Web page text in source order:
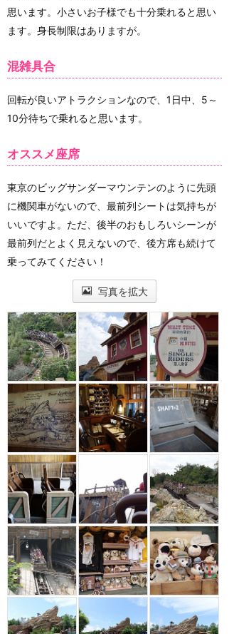
思います。小さいお子様でも十分乗れると思い
ます。身長制限はありますが。
混雑具合
回転が良いアトラクションなので、1日中、5～
10分待ちで乗れると思います。
オススメ座席
東京のビッグサンダーマウンテンのように先頭
に機関車がないので、最前列シートは気持ちが
いいですよ。ただ、後半のおもしろいシーンが
最前列だとよく見えないので、後方席も続けて
乗ってみてください！
写真を拡大